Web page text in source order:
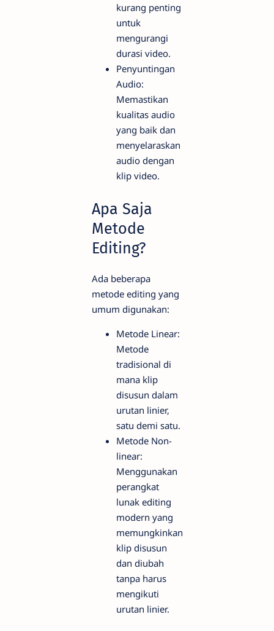
kurang penting
untuk
mengurangi
durasi video.
Penyuntingan
Audio:
Memastikan
kualitas audio
yang baik dan
menyelaraskan
audio dengan
klip video.
Apa Saja
Metode
Editing?
Ada beberapa
metode editing yang
umum digunakan:
Metode Linear:
Metode
tradisional di
mana klip
disusun dalam
urutan linier,
satu demi satu.
Metode Non-
linear:
Menggunakan
perangkat
lunak editing
modern yang
memungkinkan
klip disusun
dan diubah
tanpa harus
mengikuti
urutan linier.